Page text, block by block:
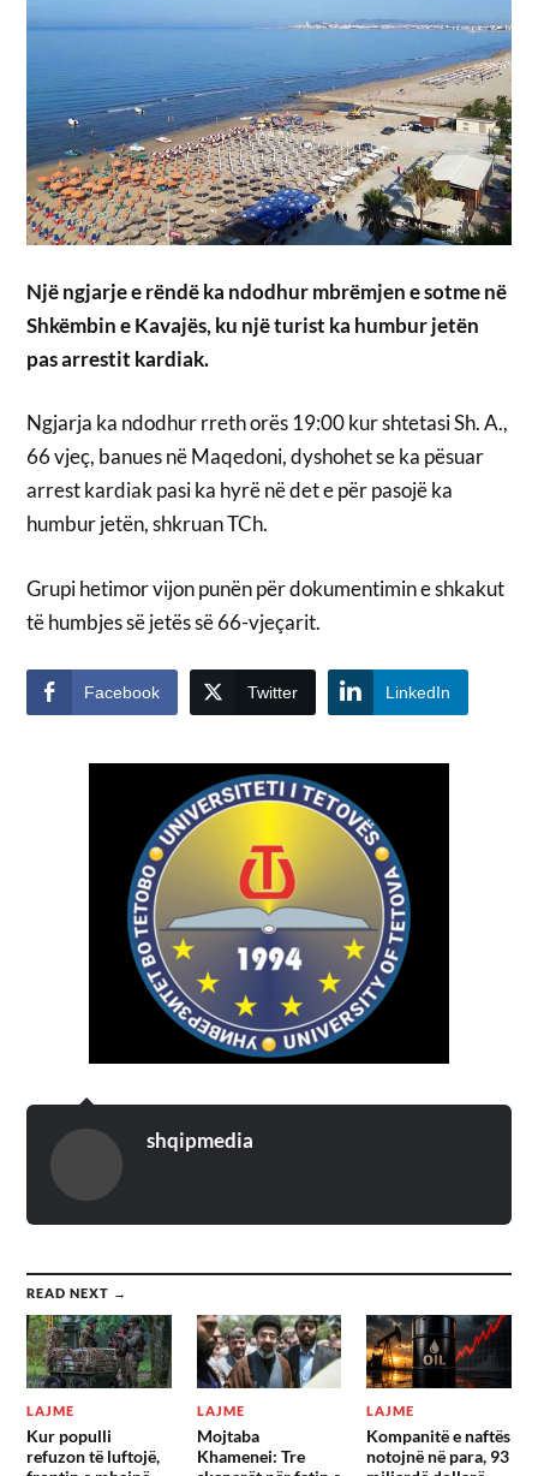
Një ngjarje e rëndë ka ndodhur mbrëmjen e sotme në
Shkëmbin e Kavajës, ku një turist ka humbur jetën
pas arrestit kardiak.
Ngjarja ka ndodhur rreth orës 19:00 kur shtetasi Sh. A.,
66 vjeç, banues në Maqedoni, dyshohet se ka pësuar
arrest kardiak pasi ka hyrë në det e për pasojë ka
humbur jetën, shkruan TCh.
Grupi hetimor vijon punën për dokumentimin e shkakut
të humbjes së jetës së 66-vjeçarit.
Facebook Twitter LinkedIn
shqipmedia
READ NEXT →
LAJME
Kur populli
refuzon të luftojë,
LAJME
Mojtaba
Khamenei: Tre
LAJME
Kompanitë e naftës
notojnë në para, 93